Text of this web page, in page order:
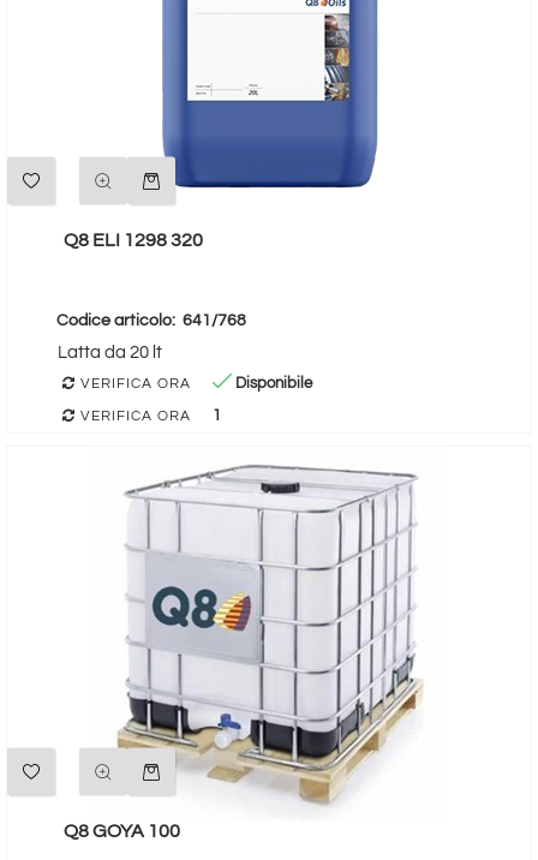
Q8 ELI 1298 320
Codice articolo: 641/768
Latta da 20 lt
VERIFICA ORA Disponibile
VERIFICA ORA 1
Quantità
Q8 GOYA 100